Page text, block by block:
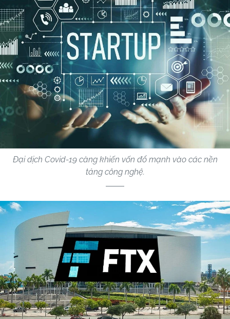
Đại dịch Covid-19 càng khiến vốn đổ mạnh vào các nền
tảng công nghệ.